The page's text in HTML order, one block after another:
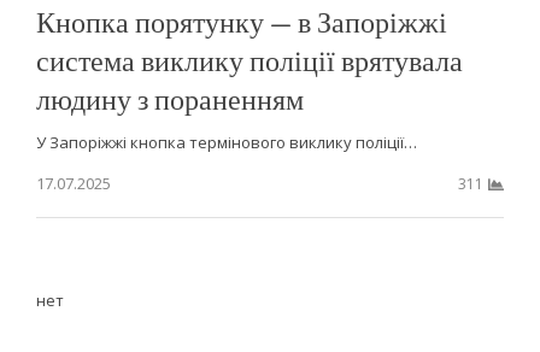
Кнопка порятунку — в Запоріжжі
система виклику поліції врятувала
людину з пораненням
У Запоріжжі кнопка термінового виклику поліції…
17.07.2025
311
нет